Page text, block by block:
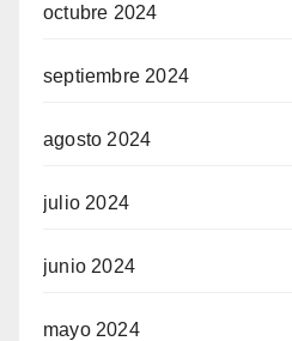
octubre 2024
septiembre 2024
agosto 2024
julio 2024
junio 2024
mayo 2024